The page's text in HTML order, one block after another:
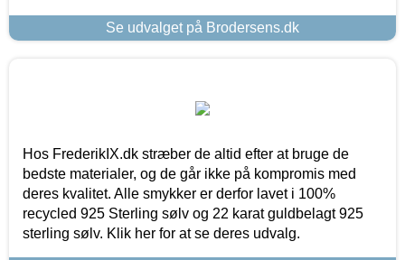
Se udvalget på Brodersens.dk
Hos FrederikIX.dk stræber de altid efter at bruge de
bedste materialer, og de går ikke på kompromis med
deres kvalitet. Alle smykker er derfor lavet i 100%
recycled 925 Sterling sølv og 22 karat guldbelagt 925
sterling sølv. Klik her for at se deres udvalg.